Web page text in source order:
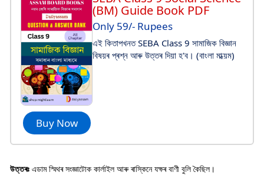
Buy Now
(BM) Guide Book PDF
Only 59/- Rupees
এই কিতাপখনত SEBA Class 9 সামাজিক বিজ্ঞান
বিষয়ৰ প্ৰশ্ন আৰু উত্তৰ দিয়া হ'ব। (বাংলা মাধ্য়ম)
উত্তৰঃ এডাম স্মিথৰ সংজ্ঞাটোক কাৰ্লাইল আৰু ৰাস্কিনে যক্ষৰ বাণী বুলি কৈছিল।